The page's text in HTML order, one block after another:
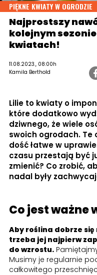
PIĘKNE KWIATY W OGRODZIE
Najprostszy
kolejnym
kwiatach!
11.08.2023., 08:00h
Kamila Berthold
Lilie to kwiaty o
które dodatkowo
dziwnego, że wiele
swoich ogrodach. Te
dość łatwe w
czasu przestają być
zmienić? Co zrobić,
nadal były
Co jest ważne
Aby roślina dobrze się
trzeba jej najpierw
do wzrostu.
Musimy je regularnie
całkowitego